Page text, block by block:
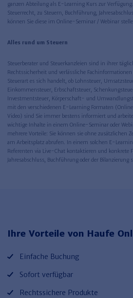
ganzen Abteilung als E-Learning Kurs zur
Steuerrecht, zu Steuern, Buchführung,
können Sie diese im Online-Seminar / Webinar
Alles rund um Steuern
Steuerberater und Steuerkanzleien sind in ihrer
Rechtssicherheit und verlässliche
Steuerart es sich handelt, ob Lohnsteuer,
Einkommensteuer, Erbschaftsteuer,
Investmentsteuer, Körperschaft- und
mit den verschiedenen E-Learning Formaten
Video) sind Sie immer bestens informiert und
wichtige Inhalte in einem Online-Seminar oder
mehrere Vorteile: Sie können sie ohne zusätzlichen
am Arbeitsplatz abrufen. In einem solchen E-
Referenten via Live-Chat kontaktieren und konkrete
Jahresabschluss, Buchführung oder der Bilanzierung
Ihre Vorteile von Haufe
Einfache Buchung
Sofort verfügbar
Rechtssichere Produkte